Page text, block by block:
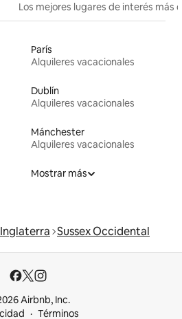
Los mejores lugares de interés más
París
Alquileres vacacionales
Dublín
Alquileres vacacionales
Mánchester
Alquileres vacacionales
Mostrar más
Inglaterra Sussex Occidental
Airbnb, Inc.
Términos